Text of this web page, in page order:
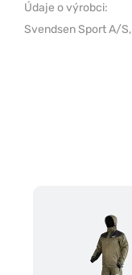
Údaje o výrobci:
Svendsen Sport A/S,